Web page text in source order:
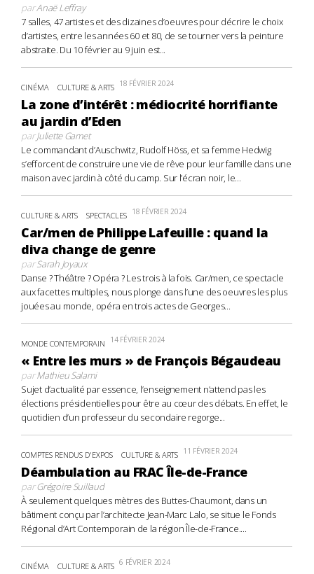
parAnaë Leffray
7 salles, 47 artistes et des dizaines d’oeuvres pour décrire le choix
d’artistes, entre les années 60 et 80, de se tourner vers la peinture
abstraite. Du 10 février au 9 juin est...
CINÉMA CULTURE & ARTS 18 FÉVRIER 2024
La zone d’intérêt : médiocrité horrifiante
au jardin d’Eden
parJuliette Gamet
Le commandant d’Auschwitz, Rudolf Höss, et sa femme Hedwig
s’efforcent de construire une vie de rêve pour leur famille dans une
maison avec jardin à côté du camp. Sur l’écran noir, le...
CULTURE & ARTS SPECTACLES 18 FÉVRIER 2024
Car/men de Philippe Lafeuille : quand la
diva change de genre
parSarah Joyaux
Danse ? Théâtre ? Opéra ? Les trois à la fois. Car/men, ce spectacle
aux facettes multiples, nous plonge dans l’une des oeuvres les plus
jouées au monde, opéra en trois actes de Georges...
MONDE CONTEMPORAIN 14 FÉVRIER 2024
« Entre les murs » de François Bégaudeau
parMathieu Salami
Sujet d’actualité par essence, l’enseignement n’attend pas les
élections présidentielles pour être au cœur des débats. En effet, le
quotidien d’un professeur du secondaire regorge...
COMPTES RENDUS D'EXPOS CULTURE & ARTS 11 FÉVRIER 2024
Déambulation au FRAC Île-de-France
parGrégoire Suillaud
À seulement quelques mètres des Buttes-Chaumont, dans un
bâtiment conçu par l’architecte Jean-Marc Lalo, se situe le Fonds
Régional d’Art Contemporain de la région Île-de-France....
CINÉMA CULTURE & ARTS 6 FÉVRIER 2024